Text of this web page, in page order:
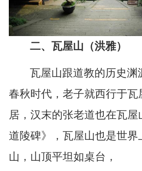
二、瓦屋山（洪雅）
瓦屋山跟道教的历史渊
春秋时代，老子就西行于瓦
居，汉末的张老道也在瓦屋
道陵碑》，瓦屋山也是世界
山，山顶平坦如桌台，